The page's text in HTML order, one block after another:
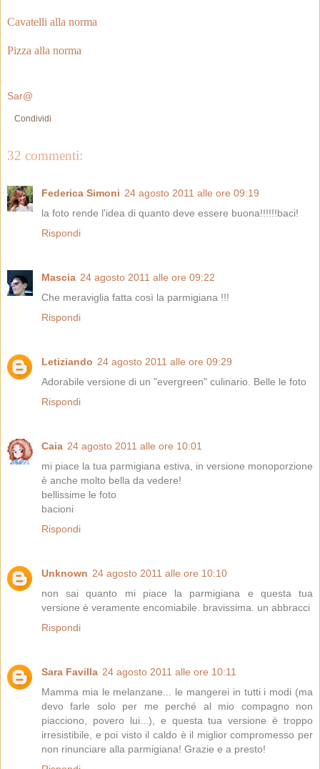
Cavatelli alla norma
Pizza alla norma
Sar@
Condividi
32 commenti:
Federica Simoni 24 agosto 2011 alle ore 09:19
la foto rende l'idea di quanto deve essere buona!!!!!!baci!
Rispondi
Mascia 24 agosto 2011 alle ore 09:22
Che meraviglia fatta così la parmigiana !!!
Rispondi
Letiziando 24 agosto 2011 alle ore 09:29
Adorabile versione di un "evergreen" culinario. Belle le foto
Rispondi
Caia 24 agosto 2011 alle ore 10:01
mi piace la tua parmigiana estiva, in versione monoporzione
è anche molto bella da vedere!
bellissime le foto
bacioni
Rispondi
Unknown 24 agosto 2011 alle ore 10:10
non sai quanto mi piace la parmigiana e questa tua
versione è veramente encomiabile. bravissima. un abbracci
Rispondi
Sara Favilla 24 agosto 2011 alle ore 10:11
Mamma mia le melanzane... le mangerei in tutti i modi (ma
devo farle solo per me perché al mio compagno non
piacciono, povero lui...), e questa tua versione è troppo
irresistibile, e poi visto il caldo è il miglior compromesso per
non rinunciare alla parmigiana! Grazie e a presto!